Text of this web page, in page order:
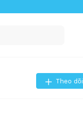
Theo dõi